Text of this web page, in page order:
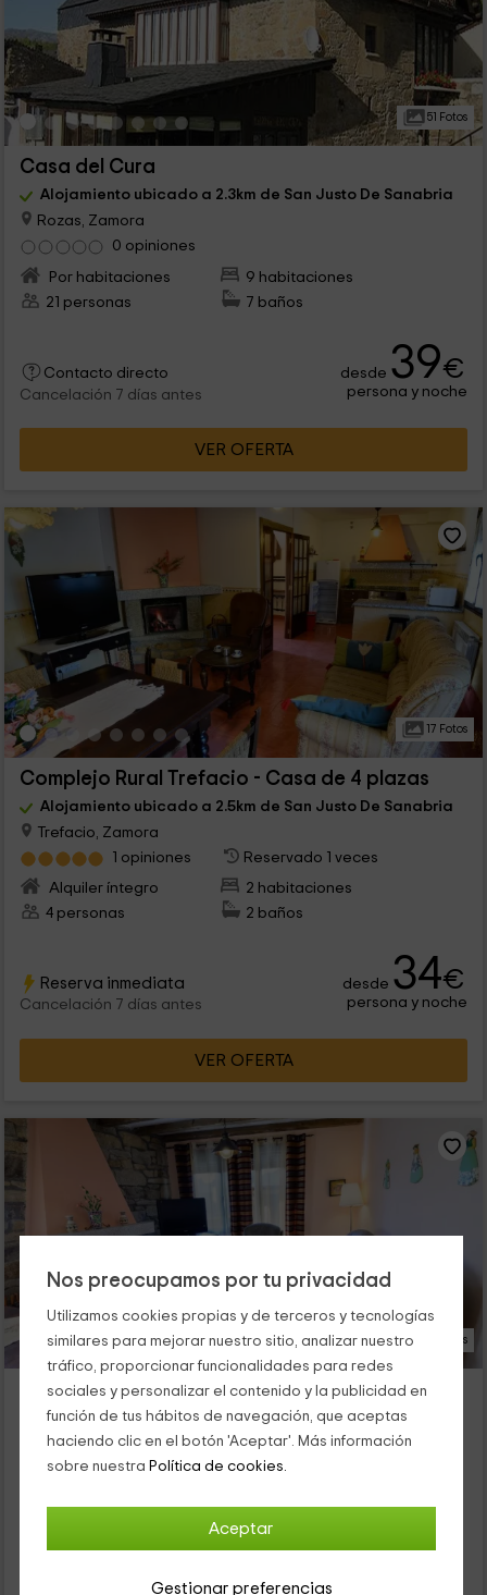
Nos preocupamos por tu privacidad
Utilizamos cookies propias y de terceros y tecnologías
similares para mejorar nuestro sitio, analizar nuestro
tráfico, proporcionar funcionalidades para redes
sociales y personalizar el contenido y la publicidad en
función de tus hábitos de navegación, que aceptas
haciendo clic en el botón 'Aceptar'. Más información
sobre nuestra Política de cookies.
Aceptar
Gestionar preferencias
51 Fotos
Casa del Cura
Alojamiento ubicado a 2.3km de San Justo De Sanabria
Rozas, Zamora
0 opiniones
Por habitaciones
9 habitaciones
21 personas
7 baños
Contacto directo
Cancelación 7 días antes
desde 39€
persona y noche
VER OFERTA
17 Fotos
Complejo Rural Trefacio - Casa de 4 plazas
Alojamiento ubicado a 2.5km de San Justo De Sanabria
Trefacio, Zamora
1 opiniones
Reservado 1 veces
Alquiler íntegro
2 habitaciones
4 personas
2 baños
Reserva inmediata
Cancelación 7 días antes
desde 34€
persona y noche
VER OFERTA
24 Fotos
Complejo Rural Trefacio - Casa de 10 plazas
Alojamiento ubicado a 2.5km de San Justo De Sanabria
Trefacio, Zamora
0 opiniones
5 baños